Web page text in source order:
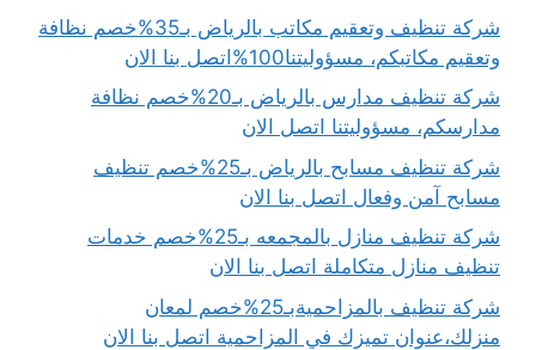
شركة تنظيف وتعقيم مكاتب بالرياض بـ35%خصم نظافة
وتعقيم مكاتبكم، مسؤوليتنا100%اتصل بنا الان
شركة تنظيف مدارس بالرياض بـ20%خصم نظافة
مدارسكم، مسؤوليتنا اتصل الان
شركة تنظيف مسابح بالرياض بـ25%خصم تنظيف
مسابح آمن وفعال اتصل بنا الان
شركة تنظيف منازل بالمجمعه بـ25%خصم خدمات
تنظيف منازل متكاملة اتصل بنا الان
شركة تنظيف بالمزاحميةبـ25%خصم لمعان
منزلك،عنوان تميزك في المزاحمية اتصل بنا الان